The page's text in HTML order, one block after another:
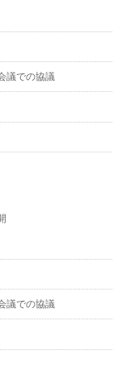
議での協議
議での協議